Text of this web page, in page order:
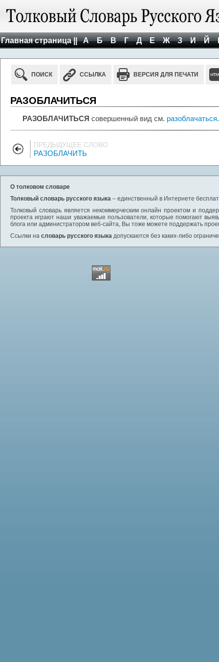
Главная страница || А Б В Г Д Е Ж З И Й
ПОИСК ССЫЛКА ВЕРСИЯ ДЛЯ ПЕЧАТИ
РАЗОБЛАЧИТЬСЯ
РАЗОБЛАЧИТЬСЯ совершенный вид см. разоблачаться.
ПРЕДЫДУЩЕЕ СЛОВО
РАЗОБЛАЧИТЬ
О толковом словаре
Толковый словарь русского языка – единственный в Интернете
Толковый словарь является некоммерческим онлайн проектом и
проекта играют наши уважаемые пользователи, которые помогают
блога или администратором веб-сайта, Вы тоже можете поддержать
Ссылки на словарь русского языка допускаются без каких-либо